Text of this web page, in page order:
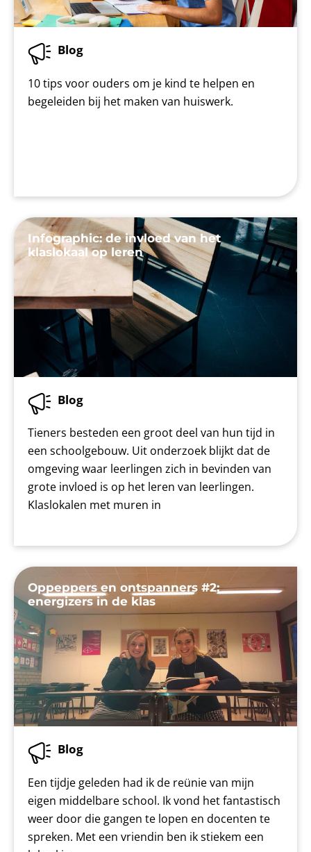
Blog
10 tips voor ouders om je kind te helpen en
begeleiden bij het maken van huiswerk.
Infographic: de invloed van het
klaslokaal op leren
Blog
Tieners besteden een groot deel van hun tijd in
een schoolgebouw. Uit onderzoek blijkt dat de
omgeving waar leerlingen zich in bevinden van
grote invloed is op het leren van leerlingen.
Klaslokalen met muren in
Oppeppers en ontspanners #2:
energizers in de klas
Blog
Een tijdje geleden had ik de reünie van mijn
eigen middelbare school. Ik vond het fantastisch
weer door die gangen te lopen en docenten te
spreken. Met een vriendin ben ik stiekem een